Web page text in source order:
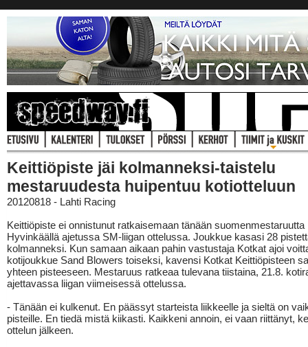
Keittiöpiste jäi kolmanneksi-taistelu
mestaruudesta huipentuu kotiotteluun
20120818 - Lahti Racing
Keittiöpiste ei onnistunut ratkaisemaan tänään suomenmestaruutta
Hyvinkäällä ajetussa SM-liigan ottelussa. Joukkue kasasi 28
kolmanneksi. Kun samaan aikaan pahin vastustaja Kotkat ajoi
kotijoukkue Sand Blowers toiseksi, kavensi Kotkat Keittiöpisteen
yhteen pisteeseen. Mestaruus ratkeaa tulevana tiistaina, 21.8.
ajettavassa liigan viimeisessä ottelussa.
- Tänään ei kulkenut. En päässyt starteista liikkeelle ja sieltä on
pisteille. En tiedä mistä kiikasti. Kaikkeni annoin, ei vaan riittänyt,
ottelun jälkeen.